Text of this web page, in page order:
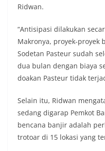
Ridwan.
“Antisipasi dilakukan
Makronya, proyek-proyek
Sodetan Pasteur sudah
dua bulan dengan biaya
doakan Pasteur tidak
Selain itu, Ridwan
sedang digarap Pemkot
bencana banjir adalah
trotoar di 15 lokasi yang